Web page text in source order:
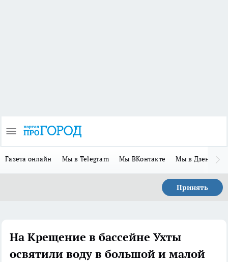
Газета онлайн Мы в Telegram Мы ВКонтакте Мы в Дзене
Принять
На Крещение в бассейне Ухты
освятили воду в большой и малой